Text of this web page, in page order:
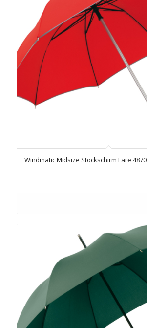
Windmatic Midsize Stockschirm Fare 4870